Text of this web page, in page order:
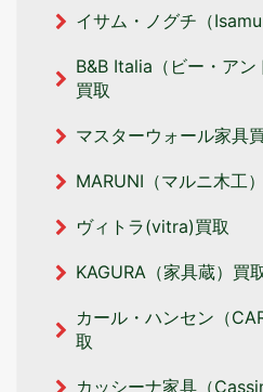
イサム・ノグチ（
B&B Italia（ビー・ア
買取
マスターウォール家具
MARUNI（マルニ木工
ヴィトラ(vitra)買取
KAGURA（家具蔵）買
カール・ハンセン（
取
カッシーナ家具（